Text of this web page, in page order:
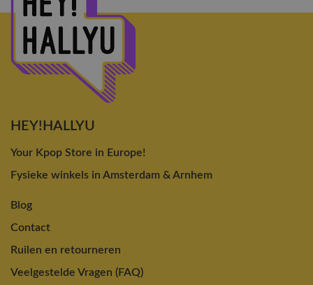
HEY!HALLYU
Your Kpop Store in Europe!
Fysieke winkels in Amsterdam & Arnhem
Blog
Contact
Ruilen en retourneren
Veelgestelde Vragen (FAQ)